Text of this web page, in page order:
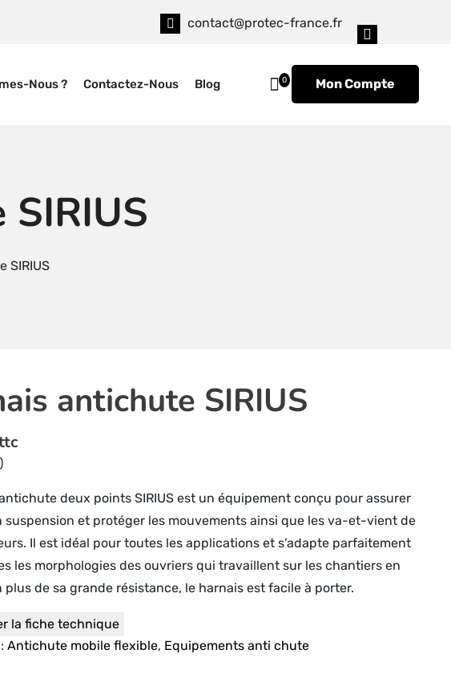
contact@protec-france.fr
Nous ? Contactez-Nous Blog 0 Mon Compte
SIRIUS
antichute SIRIUS
deux points SIRIUS est un équipement conçu pour assurer
suspension et protéger les mouvements ainsi que les va-et-vient de
Il est idéal pour toutes les applications et s’adapte parfaitement
les morphologies des ouvriers qui travaillent sur les chantiers en
plus de sa grande résistance, le harnais est facile à porter.
la fiche technique
:Antichute mobile flexible, Equipements anti chute